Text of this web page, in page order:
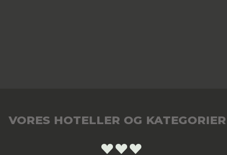
VORES HOTELLER OG KATEGORIER